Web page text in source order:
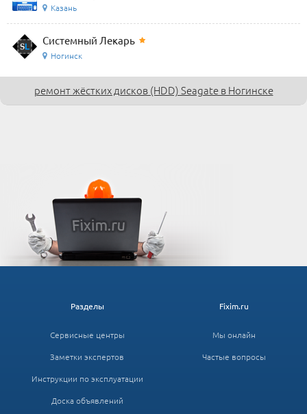
Казань
Системный Лекарь
Ногинск
ремонт жёстких дисков (HDD) Seagate в Ногинске
Fixim.ru
Мы онлайн
Частые вопросы
Разделы
Сервисные центры
Заметки экспертов
Инструкции по эксплуатации
Доска объявлений